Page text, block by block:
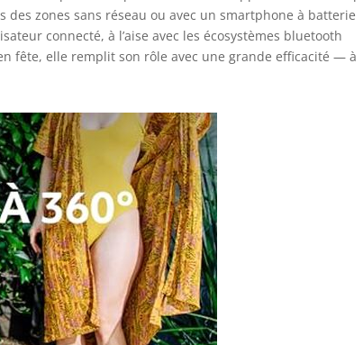
zones sans réseau ou avec un smartphone à batterie
connecté, à l’aise avec les écosystèmes bluetooth
fête, elle remplit son rôle avec une grande efficacité — à